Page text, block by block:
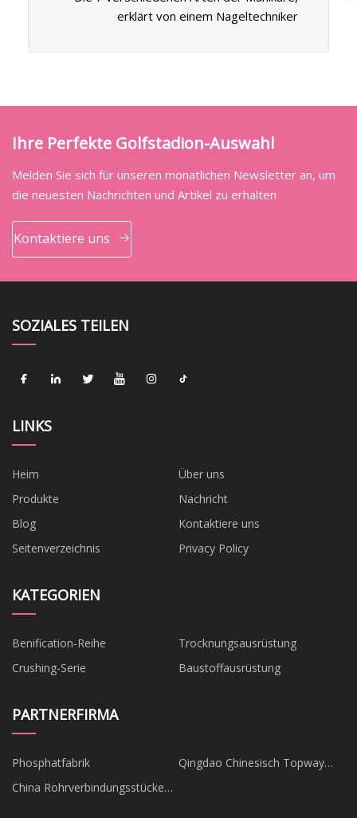
erklärt von einem Nageltechniker
Ihre Perfekte Golfstadion-Auswahl
Melden Sie sich für unseren monatlichen Newsletter an, um
die neuesten Nachrichten und Artikel zu erhalten
Kontaktiere uns
SOZIALES TEILEN
LINKS
Heim
Über uns
Produkte
Nachricht
Blog
Kontaktiere uns
Seitenverzeichnis
Privacy Policy
KATEGORIEN
Benification-Reihe
Trocknungsausrüstung
Crushing-Serie
Baustoffausrüstung
PARTNERFIRMA
Phosphatfabrik
Qingdao Chinesisch Topway
China Rohrverbindungsstücke